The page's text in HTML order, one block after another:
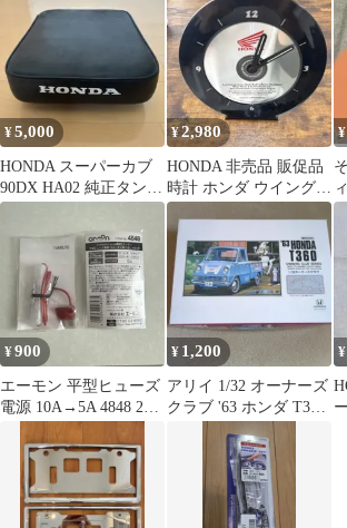
念 復刻
¥5,000
HONDA スーパーカブ
90DX HA02 純正タンデ
ムシート
¥2,980
HONDA 非売品 販促品
時計 ホンダ ウイングロ
ゴ 当時物 ホンダ
¥
¥900
エーモン 平型ヒューズ
電源 10A→5A 4848 2個
¥ 1,200
アリイ 1/32 オーナーズ
クラブ '63 ホンダ T360
プラモデル
¥